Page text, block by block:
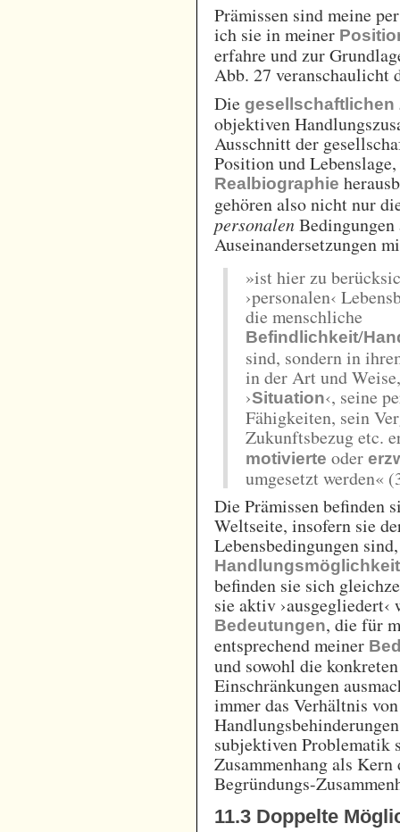
Prämissen sind meine
ich sie in meiner
erfahre und zur
Abb. 27 veranschaulicht
Die
objektiven
Ausschnitt der
Position und
Realbiographie
gehören also nicht nur
personalen
Auseinandersetzungen
»ist hier zu
›personalen‹
die menschliche
Befindlichkeit/
sind, sondern in
in der Art und
›Situation‹, seine
Fähigkeiten, sein
Zukunftsbezug etc.
motivierte oder
umgesetzt werden«
Die Prämissen befinden
Weltseite, insofern sie
Lebensbedingungen
befinden sie sich
sie aktiv ›ausgegliedert‹
Bedeutungen, die für
entsprechend meiner
und sowohl die
Einschränkungen
immer das Verhältnis
subjektiven Problematik
Zusammenhang als
Begründungs-
11.3 Doppelte